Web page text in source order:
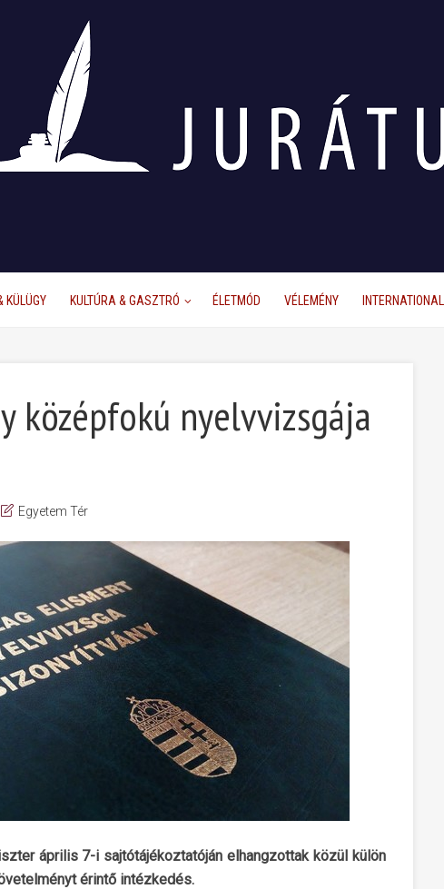
KÜLÜGY KULTÚRA & GASZTRÓ ÉLETMÓD VÉLEMÉNY INTERNATIONAL
középfokú nyelvvizsgája
Egyetem Tér
április 7-i sajtótájékoztatóján elhangzottak közül külön
érintő intézkedés.